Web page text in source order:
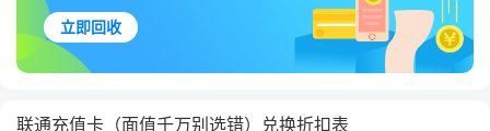
立即回收
联通充值卡（面值千万别选错）兑换折扣表